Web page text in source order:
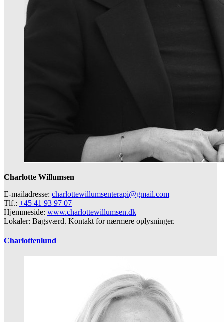
Charlotte Willumsen
E-mailadresse: charlottewillumsenterapi@gmail.com
Tlf.: +45 41 93 97 07
Hjemmeside: www.charlottewillumsen.dk
Lokaler: Bagsværd. Kontakt for nærmere oplysninger.
Charlottenlund